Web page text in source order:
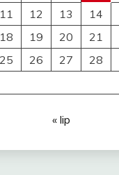
11 12 13 14
18 19 20 21
25 26 27 28
« lip